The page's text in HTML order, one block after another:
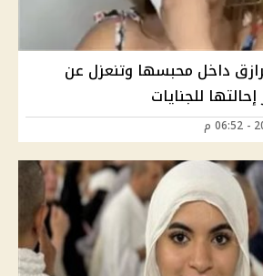
داخل محبسها وتنعزل عن
للجنايات